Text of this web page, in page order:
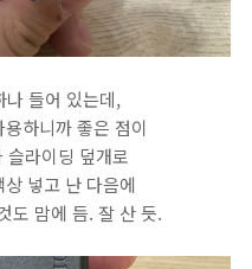
나 들어 있는데,
하니까 좋은 점이
슬라이딩 덮개로
넣고 난 다음에
도 맘에 듬. 잘 산 듯.